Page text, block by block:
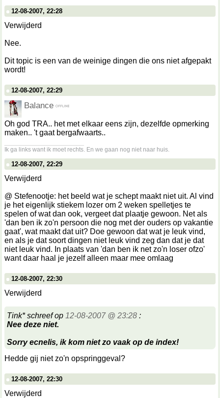
12-08-2007, 22:28
Verwijderd
Nee.
Dit topic is een van de weinige dingen die ons niet afgepakt
wordt!
12-08-2007, 22:29
Balance
Oh god TRA.. het met elkaar eens zijn, dezelfde opmerking
maken.. 't gaat bergafwaarts..
Ik ga links want ik moet rechts. En we gaan nog niet naar huis.
12-08-2007, 22:29
Verwijderd
@ Stefenootje: het beeld wat je schept maakt niet uit. Al vind
je het eigenlijk stiekem lozer om 2 weken spelletjes te
spelen of wat dan ook, vergeet dat plaatje gewoon. Net als
'dan ben ik zo'n persoon die nog met der ouders op vakantie
gaat', wat maakt dat uit? Doe gewoon dat wat je leuk vind,
en als je dat soort dingen niet leuk vind zeg dan dat je dat
niet leuk vind. In plaats van 'dan ben ik net zo'n loser ofzo'
want daar haal je jezelf alleen maar mee omlaag
12-08-2007, 22:30
Verwijderd
Tink* schreef op 12-08-2007 @ 23:28 :
Nee deze niet.
Sorry ecnelis, ik kom niet zo vaak op de index!
Hedde gij niet zo'n opspringgeval?
12-08-2007, 22:30
Verwijderd